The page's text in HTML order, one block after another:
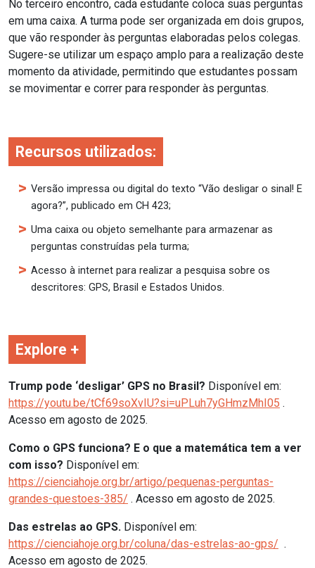
No terceiro encontro, cada estudante coloca suas perguntas
em uma caixa. A turma pode ser organizada em dois grupos,
que vão responder às perguntas elaboradas pelos colegas.
Sugere-se utilizar um espaço amplo para a realização deste
momento da atividade, permitindo que estudantes possam
se movimentar e correr para responder às perguntas.
Recursos utilizados:
Versão impressa ou digital do texto “Vão desligar o sinal! E
agora?”, publicado em CH 423;
Uma caixa ou objeto semelhante para armazenar as
perguntas construídas pela turma;
Acesso à internet para realizar a pesquisa sobre os
descritores: GPS, Brasil e Estados Unidos.
Explore +
Trump pode ‘desligar’ GPS no Brasil? Disponível em:
https://youtu.be/tCf69soXvIU?si=uPLuh7yGHmzMhI05 .
Acesso em agosto de 2025.
Como o GPS funciona? E o que a matemática tem a ver
com isso? Disponível em:
https://cienciahoje.org.br/artigo/pequenas-perguntas-
grandes-questoes-385/ . Acesso em agosto de 2025.
Das estrelas ao GPS. Disponível em:
https://cienciahoje.org.br/coluna/das-estrelas-ao-gps/ .
Acesso em agosto de 2025.